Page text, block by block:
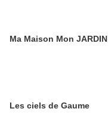
Ma Maison Mon JARDIN
Les ciels de Gaume